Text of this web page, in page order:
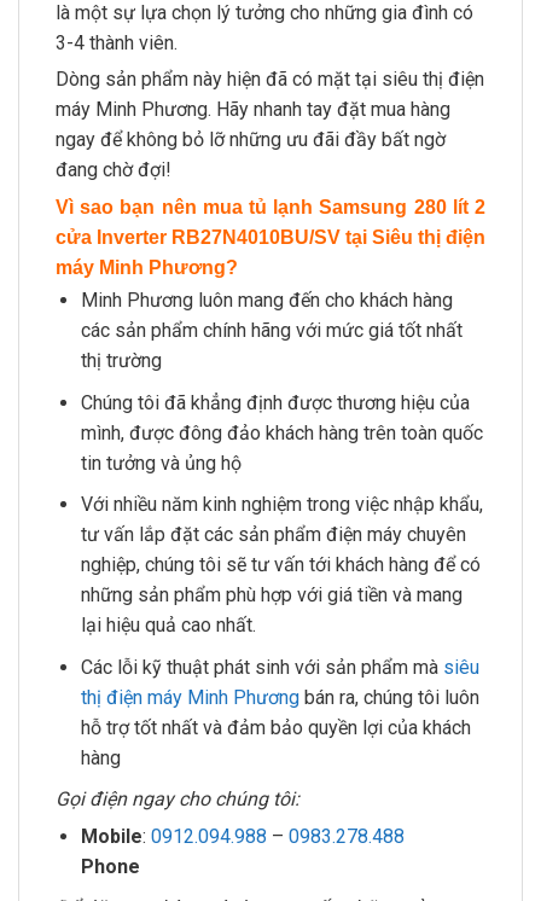
là một sự lựa chọn lý tưởng cho những gia đình có
3-4 thành viên.
Dòng sản phẩm này hiện đã có mặt tại siêu thị điện
máy Minh Phương. Hãy nhanh tay đặt mua hàng
ngay để không bỏ lỡ những ưu đãi đầy bất ngờ
đang chờ đợi!
Vì sao bạn nên mua tủ lạnh Samsung 280 lít 2
cửa Inverter RB27N4010BU/SV tại Siêu thị điện
máy Minh Phương?
Minh Phương luôn mang đến cho khách hàng
các sản phẩm chính hãng với mức giá tốt nhất
thị trường
Chúng tôi đã khẳng định được thương hiệu của
mình, được đông đảo khách hàng trên toàn quốc
tin tưởng và ủng hộ
Với nhiều năm kinh nghiệm trong việc nhập khẩu,
tư vấn lắp đặt các sản phẩm điện máy chuyên
nghiệp, chúng tôi sẽ tư vấn tới khách hàng để có
những sản phẩm phù hợp với giá tiền và mang
lại hiệu quả cao nhất.
Các lỗi kỹ thuật phát sinh với sản phẩm mà siêu
thị điện máy Minh Phươngbán ra, chúng tôi luôn
hỗ trợ tốt nhất và đảm bảo quyền lợi của khách
hàng
Gọi điện ngay cho chúng tôi:
Mobile: 0912.094.988 – 0983.278.488
Phone